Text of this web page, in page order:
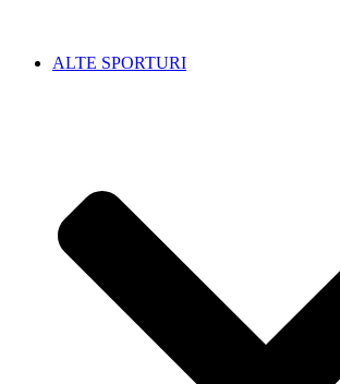
ALTE SPORTURI